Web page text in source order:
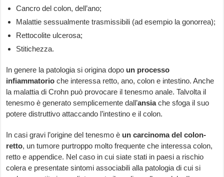
Cancro del colon, dell’ano;
Malattie sessualmente trasmissibili (ad esempio la gonorrea);
Rettocolite ulcerosa;
Stitichezza.
In genere la patologia si origina dopo un processo
infiammatorio che interessa retto, ano, colon e intestino. Anche
la malattia di Crohn può provocare il tenesmo anale. Talvolta il
tenesmo è generato semplicemente dall’ansiache sfoga il suo
potere distruttivo attaccando l’intestino e il colon.
In casi gravi l’origine del tenesmo è un carcinoma del colon-
retto, un tumore purtroppo molto frequente che interessa colon,
retto e appendice. Nel caso in cui siate stati in paesi a rischio
colera e presentate sintomi associabili alla patologia di cui si